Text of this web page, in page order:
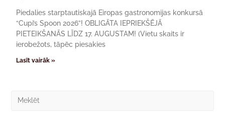
Piedalies starptautiskajā Eiropas gastronomijas konkursā
“Cupi’s Spoon 2026”! OBLIGĀTA IEPRIEKŠĒJĀ
PIETEIKŠANĀS LĪDZ 17. AUGUSTAM! (Vietu skaits ir
ierobežots, tāpēc piesakies
Lasīt vairāk »